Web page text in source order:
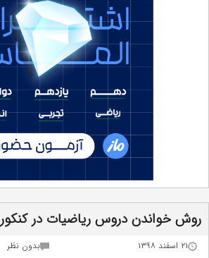
روش خواندن دروس ریاضیات در کنکور
۲۱ اسفند ۱۳۹۸ بدون نظر